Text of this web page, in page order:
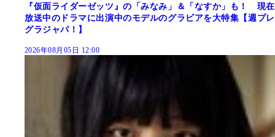
『仮面ライダーゼッツ』の「みなみ」＆「なすか」も！ 現在
放送中のドラマに出演中のモデルのグラビアを大特集【週プレ
グラジャパ！】
2026年08月05日 12:00